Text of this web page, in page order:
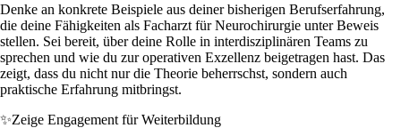
Denke an konkrete Beispiele aus deiner bisherigen Berufserfahrung,
die deine Fähigkeiten als Facharzt für Neurochirurgie unter Beweis
stellen. Sei bereit, über deine Rolle in interdisziplinären Teams zu
sprechen und wie du zur operativen Exzellenz beigetragen hast. Das
zeigt, dass du nicht nur die Theorie beherrschst, sondern auch
praktische Erfahrung mitbringst.
✨Zeige Engagement für Weiterbildung